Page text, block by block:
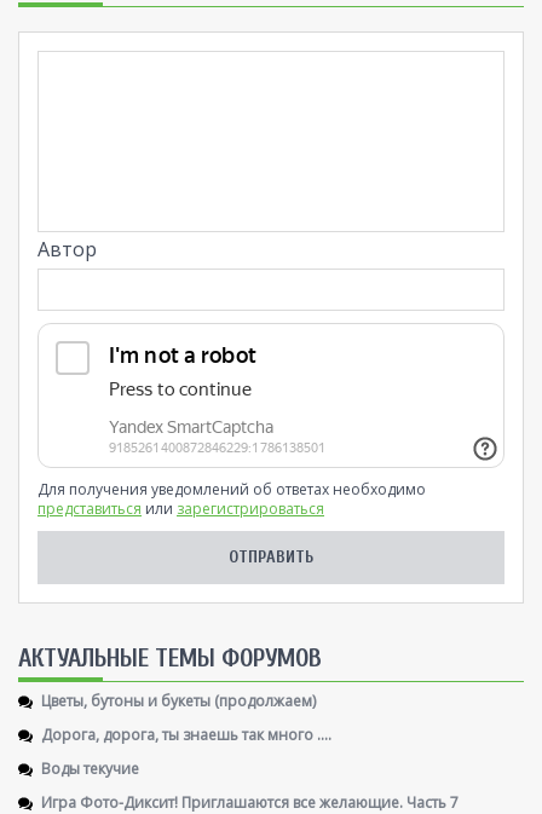
Автор
Для получения уведомлений об ответах необходимо
представиться или зарегистрироваться
AКТУАЛЬНЫЕ ТЕМЫ ФОРУМОВ
Цветы, бутоны и букеты (продолжаем)
Дорога, дорога, ты знаешь так много ....
Воды текучие
Игра Фото-Диксит! Приглашаются все желающие. Часть 7